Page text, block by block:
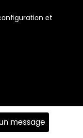
message
et